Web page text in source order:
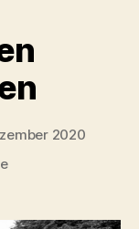
2020
zu
den